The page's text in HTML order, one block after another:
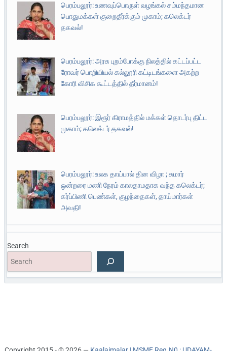
பெரம்பலூர்: உணவுப்பொருள் வழங்கல் சம்மந்தமான
பொதுமக்கள் குறைதீர்க்கும் முகாம்; கலெக்டர்
தகவல்!
பெரம்பலூர்: அரசு புறம்போக்கு நிலத்தில் கட்டப்பட்ட
ரோவர் பொறியியல் கல்லூரி கட்டிடங்களை அகற்ற
கோரி விசிக கூட்டத்தில் தீர்மானம்!
பெரம்பலூர்: இரூர் கிராமத்தில் மக்கள் தொடர்பு திட்ட
முகாம்; கலெக்டர் தகவல்!
பெரம்பலூர்: உலக தாய்பால் தின விழா ; சுமார்
ஒன்றரை மணி நேரம் காலதாமதாக வந்த கலெக்டர்;
கர்ப்பிணி பெண்கள், குழந்தைகள், தாய்மார்கள்
அவதி!
Search